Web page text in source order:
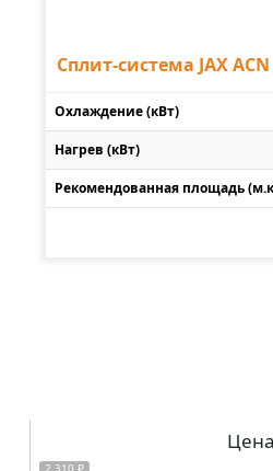
Сплит-система JAX
Охлаждение (кВт)
Нагрев (кВт)
Рекомендованная площадь
Цена